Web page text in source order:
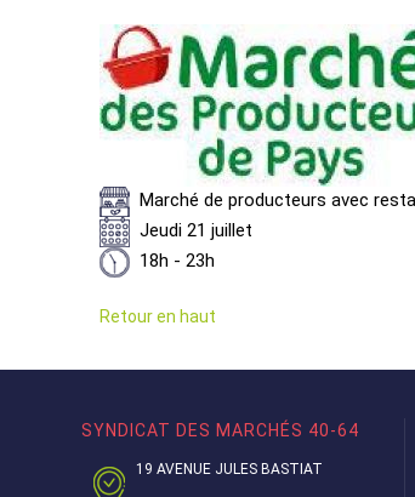
Marché de producteurs avec
Jeudi 21 juillet
18h - 23h
Retour en haut
SYNDICAT DES MARCHÉS 40-64
19 AVENUE JULES BASTIAT